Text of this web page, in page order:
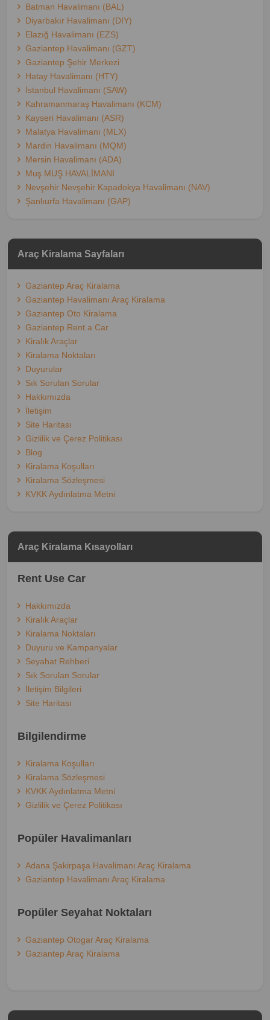
Batman Havalimanı (BAL)
Diyarbakır Havalimanı (DIY)
Elazığ Havalimanı (EZS)
Gaziantep Havalimanı (GZT)
Gaziantep Şehir Merkezi
Hatay Havalimanı (HTY)
İstanbul Havalimanı (SAW)
Kahramanmaraş Havalimanı (KCM)
Kayseri Havalimanı (ASR)
Malatya Havalimanı (MLX)
Mardin Havalimanı (MQM)
Mersin Havalimanı (ADA)
Muş MUŞ HAVALİMANI
Nevşehir Nevşehir Kapadokya Havalimanı (NAV)
Şanlıurfa Havalimanı (GAP)
Araç Kiralama Sayfaları
Gaziantep Araç Kiralama
Gaziantep Havalimanı Araç Kiralama
Gaziantep Oto Kiralama
Gaziantep Rent a Car
Kiralık Araçlar
Kiralama Noktaları
Duyurular
Sık Sorulan Sorular
Hakkımızda
İletişim
Site Haritası
Gizlilik ve Çerez Politikası
Blog
Kiralama Koşulları
Kiralama Sözleşmesi
KVKK Aydınlatma Metni
Araç Kiralama Kısayolları
Rent Use Car
Hakkımızda
Kiralık Araçlar
Kiralama Noktaları
Duyuru ve Kampanyalar
Seyahat Rehberi
Sık Sorulan Sorular
İletişim Bilgileri
Site Haritası
Bilgilendirme
Kiralama Koşulları
Kiralama Sözleşmesi
KVKK Aydınlatma Metni
Gizlilik ve Çerez Politikası
Popüler Havalimanları
Adana Şakirpaşa Havalimanı Araç Kiralama
Gaziantep Havalimanı Araç Kiralama
Popüler Seyahat Noktaları
Gaziantep Otogar Araç Kiralama
Gaziantep Araç Kiralama